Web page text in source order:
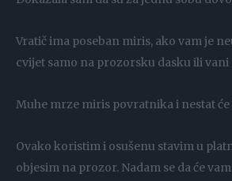
Vratič ima poseban miris, ako vam je
cvijet samo na prozorsku dasku ili
Muhe mrze miris povratnika i nestat će
Ovako koristim i osušenu stavim u
objesim na prozor. Nadam se da će